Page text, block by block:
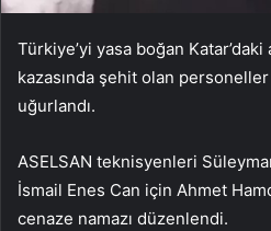
Türkiye’yi yasa boğan
kazasında şehit olan
uğurlandı.
ASELSAN teknisyenleri
İsmail Enes Can için Ahmet
cenaze namazı düzenlendi.